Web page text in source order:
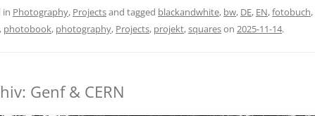
in Photography, Projectsand tagged blackandwhite, bw, DE, EN,fotobuch,
, photobook, photography, Projects, projekt,squareson 2025-11-14.
Genf & CERN